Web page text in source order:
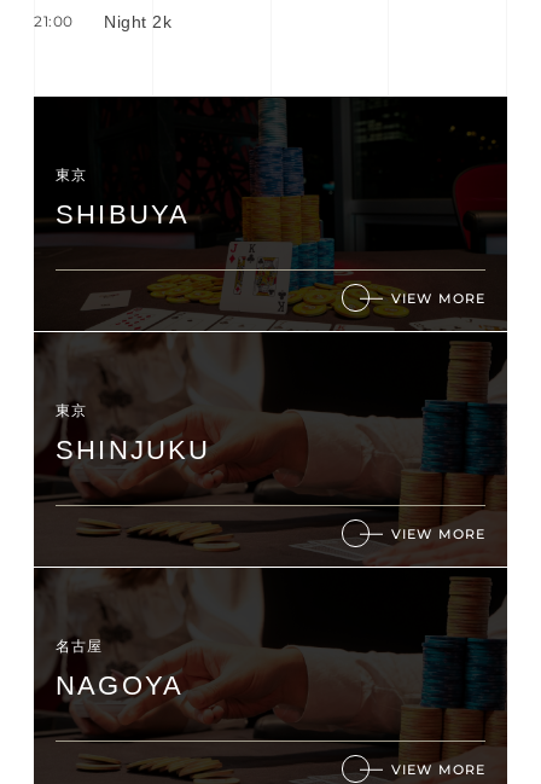
21:00 Night 2k
東京
SHIBUYA
VIEW MORE
東京
SHINJUKU
VIEW MORE
名古屋
NAGOYA
VIEW MORE